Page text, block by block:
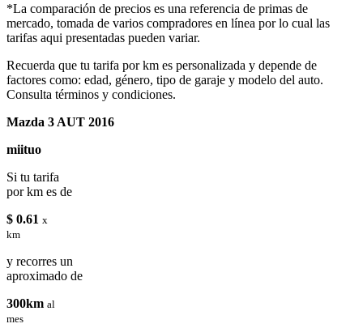
*La comparación de precios es una referencia de primas de
mercado, tomada de varios compradores en línea por lo cual las
tarifas aqui presentadas pueden variar.
Recuerda que tu tarifa por km es personalizada y depende de
factores como: edad, género, tipo de garaje y modelo del auto.
Consulta términos y condiciones.
Mazda 3 AUT 2016
miituo
Si tu tarifa
por km es de
$ 0.61 x
km
y recorres un
aproximado de
300km al
mes